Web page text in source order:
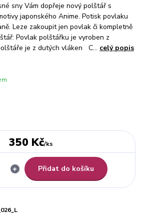
sny Vám dopřeje nový polštář s
japonského Anime. Potisk povlaku
Leze zakoupit jen povlak či kompletně
Povlak polštářku je vyroben z
je z dutých vláken C... celý popis
350 Kč/ks
Přidat do košíku